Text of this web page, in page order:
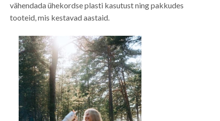
vähendada ühekordse plasti kasutust ning pakkudes
tooteid, mis kestavad aastaid.